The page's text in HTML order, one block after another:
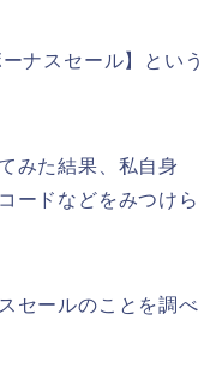
ナスセール】という
みた結果、私自身
ードなどをみつけら
セールのことを調べ